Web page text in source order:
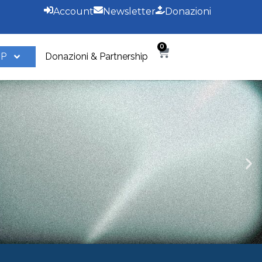
Account Newsletter Donazioni
Donazioni & Partnership
0